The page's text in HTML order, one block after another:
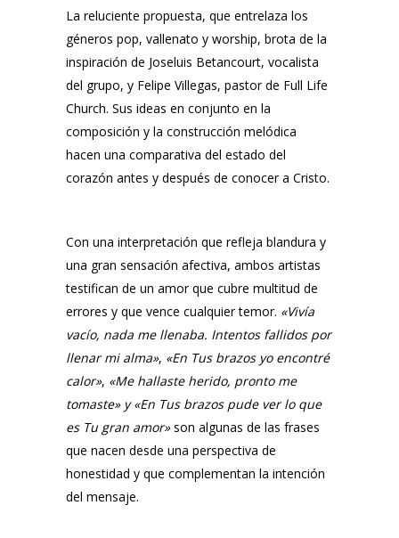
La reluciente propuesta, que entrelaza los
géneros pop, vallenato y worship, brota de la
inspiración de Joseluis Betancourt, vocalista
del grupo, y Felipe Villegas, pastor de Full Life
Church. Sus ideas en conjunto en la
composición y la construcción melódica
hacen una comparativa del estado del
corazón antes y después de conocer a Cristo.
Con una interpretación que refleja blandura y
una gran sensación afectiva, ambos artistas
testifican de un amor que cubre multitud de
errores y que vence cualquier temor. «Vivía
vacío, nada me llenaba. Intentos fallidos por
llenar mi alma», «En Tus brazos yo encontré
calor», «Me hallaste herido, pronto me
tomaste» y «En Tus brazos pude ver lo que
es Tu gran amor»son algunas de las frases
que nacen desde una perspectiva de
honestidad y que complementan la intención
del mensaje.